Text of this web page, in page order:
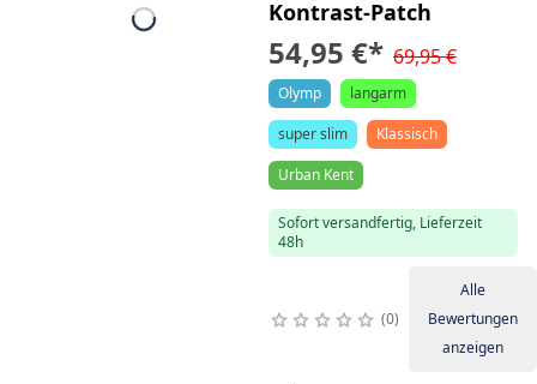
Kontrast-Patch
54,95 €* 69,95 €
Olymp
langarm
super slim
Klassisch
Urban Kent
Sofort versandfertig, Lieferzeit
48h
0
Alle
Bewertungen
anzeigen